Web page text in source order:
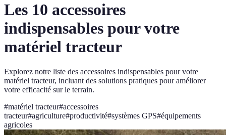
Les 10 accessoires
indispensables pour votre
matériel tracteur
Explorez notre liste des accessoires indispensables pour votre
matériel tracteur, incluant des solutions pratiques pour améliorer
votre efficacité sur le terrain.
#matériel tracteur#accessoires
tracteur#agriculture#productivité#systèmes GPS#équipements
agricoles